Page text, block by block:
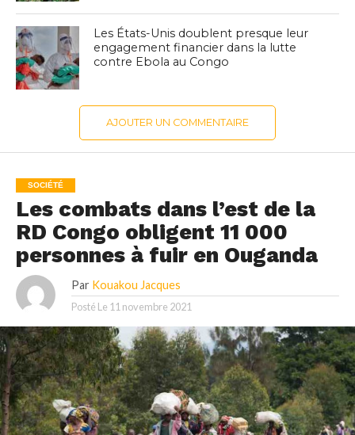
Les États-Unis doublent presque leur
engagement financier dans la lutte
contre Ebola au Congo
AJOUTER UN COMMENTAIRE
SOCIÉTÉ
Les combats dans l’est de la
RD Congo obligent 11 000
personnes à fuir en Ouganda
Par Kouakou Jacques
Posté Le 11 novembre 2021